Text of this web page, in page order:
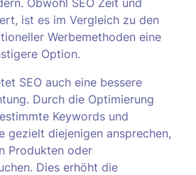
Obwohl SEO Zeit und
ist es im Vergleich zu den
Werbemethoden eine
Option.
SEO auch eine bessere
Durch die Optimierung
Keywords und
gezielt diejenigen ansprechen,
Produkten oder
Dies erhöht die